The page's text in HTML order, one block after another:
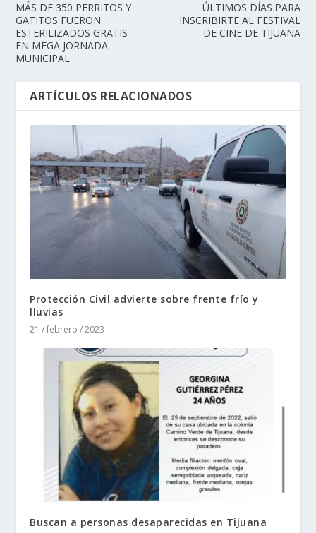
MÁS DE 350 PERRITOS Y
GATITOS FUERON
ESTERILIZADOS GRATIS
EN MEGA JORNADA
MUNICIPAL
ÚLTIMOS DÍAS PARA
INSCRIBIRTE AL FESTIVAL
DE CINE DE TIJUANA
ARTÍCULOS RELACIONADOS
Protección Civil advierte sobre frente frío y
lluvias
21 / febrero / 2023
Buscan a personas desaparecidas en Tijuana